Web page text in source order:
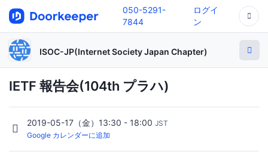
050-5291-
7844
ログイ
ン
ISOC-JP(Internet Society Japan Chapter)
IETF 報告会(104th プラハ)
2019-05-17（金）13:30 - 18:00 JST
Google カレンダーに追加